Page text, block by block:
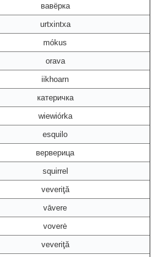
вавёрка
urtxintxa
mókus
orava
iikhoarn
катеричка
wiewiórka
esquilo
верверица
squirrel
veveriţă
vāvere
voverė
veveriţă